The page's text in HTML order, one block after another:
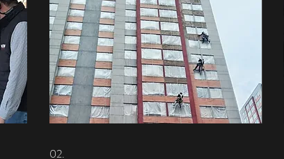
02.